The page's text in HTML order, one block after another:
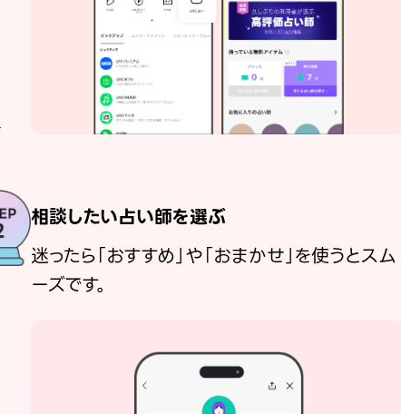
相談したい占い師を選ぶ
迷ったら「おすすめ」や「おまかせ」を使うとスム
ーズです。